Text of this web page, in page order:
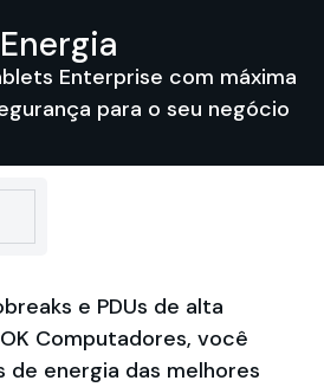
Energia
Enterprise com máxima
para o seu negócio
e PDUs de alta
Computadores, você
de energia das melhores